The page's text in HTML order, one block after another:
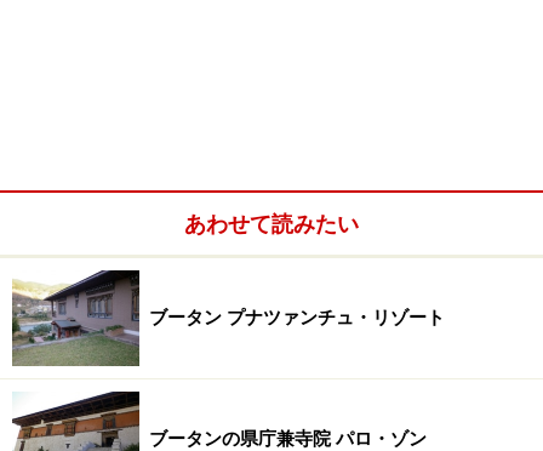
るタクツァン僧院もあります。この僧院は山の断崖絶壁
に位置しており、麓から片道約２時間のハイキングで到
達できる位置にあります。ブータンに仏教を伝えられた
とされているパトマサンババは、８世紀頃に空飛ぶトラ
に乗ってインドからこの地にたどり着いたとされている
ことから、別名「虎の巣（Tiger's Nest）」とも呼ばれて
います。
あわせて読みたい
ブータン プナツァンチュ・リゾート
ブータンの県庁兼寺院 パロ・ゾン